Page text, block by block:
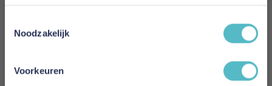
Noodzakelijk
Voorkeuren
Bali Mako Jersey
E-mail